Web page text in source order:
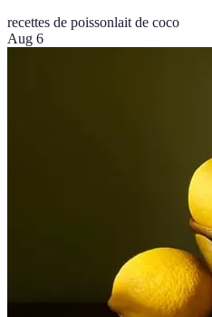
recettes de poissonlait de coco
Aug 6